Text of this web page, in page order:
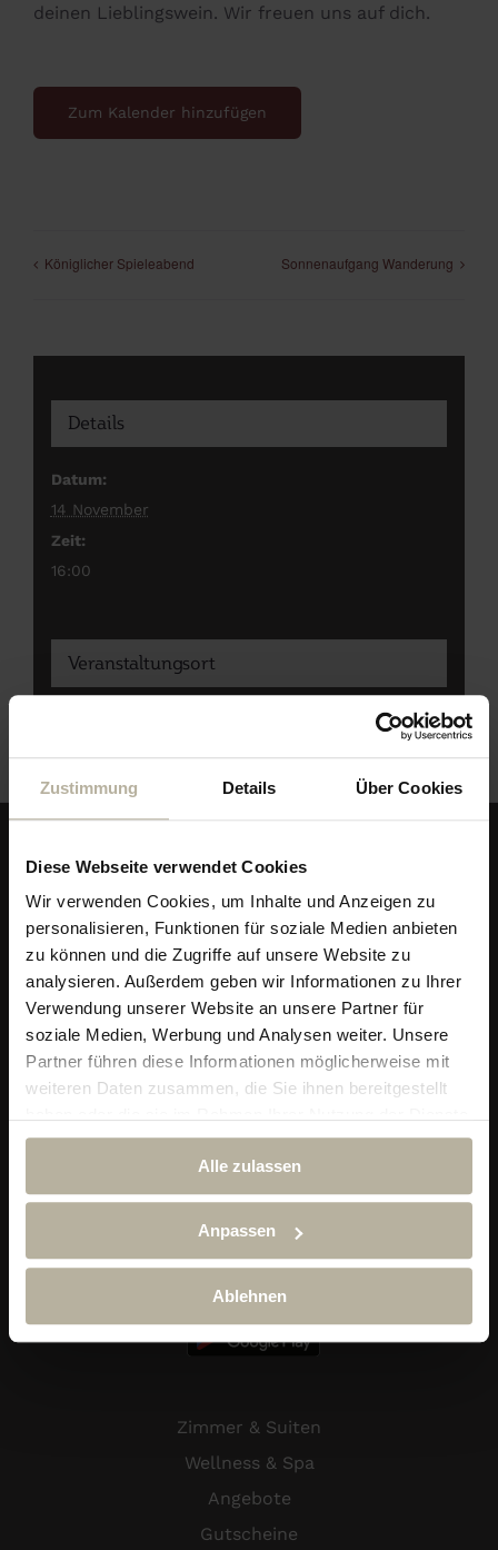
Zustimmung Details Über Cookies
Diese Webseite verwendet Cookies
Wir verwenden Cookies, um Inhalte und Anzeigen zu
personalisieren, Funktionen für soziale Medien anbieten
zu können und die Zugriffe auf unsere Website zu
analysieren. Außerdem geben wir Informationen zu Ihrer
Verwendung unserer Website an unsere Partner für
soziale Medien, Werbung und Analysen weiter. Unsere
Partner führen diese Informationen möglicherweise mit
weiteren Daten zusammen, die Sie ihnen bereitgestellt
gesammelt haben.
Alle zulassen
Anpassen
Ablehnen
deinen Lieblingswein. Wir freuen uns auf dich.
Zum Kalender hinzufügen
Königlicher Spieleabend Sonnenaufgang Wanderung
Details
Datum:
14 November
Zeit:
16:00
Veranstaltungsort
Alpin & Wellness Resort Ludwig Royal
Im Dorf 29
87534 Oberstaufen-Steibis
Telefon: +49 (0) 838 689 10
reservierung@hotel-ludwig-royal.de
Zimmer & Suiten
Wellness & Spa
Angebote
Gutscheine